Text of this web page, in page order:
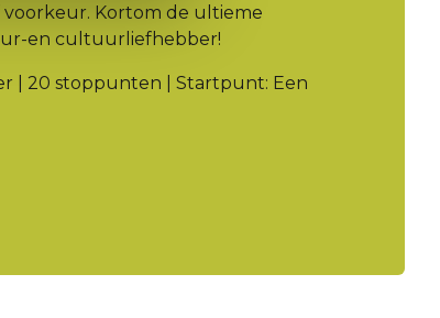
voorkeur. Kortom de ultieme
en cultuurliefhebber!
| 20 stoppunten | Startpunt: Een